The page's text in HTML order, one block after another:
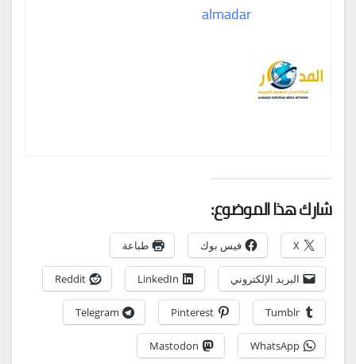
almadar
شارك هذا الموضوع:
X فيس بوك طباعة
البريد الإلكتروني LinkedIn
Reddit
Tumblr
Pinterest
Telegram
WhatsApp
Mastodon